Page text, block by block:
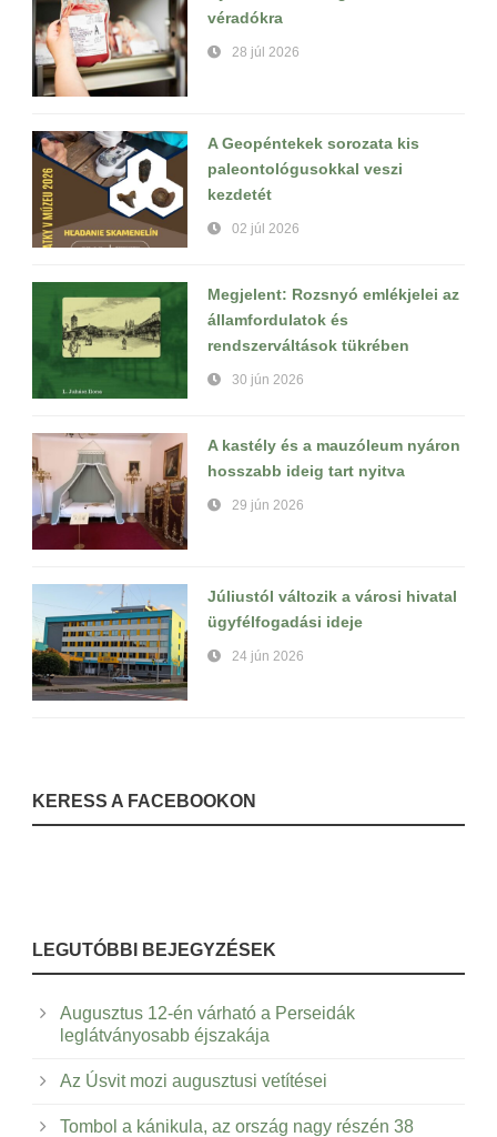
véradókra
28 júl 2026
A Geopéntekek sorozata kis
paleontológusokkal veszi
kezdetét
02 júl 2026
Megjelent: Rozsnyó emlékjelei az
államfordulatok és
rendszerváltások tükrében
30 jún 2026
A kastély és a mauzóleum nyáron
hosszabb ideig tart nyitva
29 jún 2026
Júliustól változik a városi hivatal
ügyfélfogadási ideje
24 jún 2026
KERESS A FACEBOOKON
LEGUTÓBBI BEJEGYZÉSEK
Augusztus 12-én várható a Perseidák
leglátványosabb éjszakája
Az Úsvit mozi augusztusi vetítései
Tombol a kánikula, az ország nagy részén 38